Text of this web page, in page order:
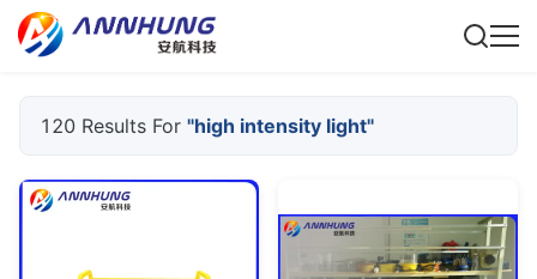
120 Results For "high intensity light"